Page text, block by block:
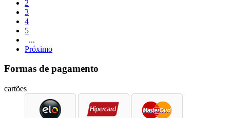
2
3
4
5
...
Próximo
Formas de pagamento
cartões